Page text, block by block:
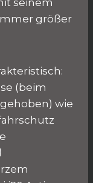
seinem
größer
(beim
wie